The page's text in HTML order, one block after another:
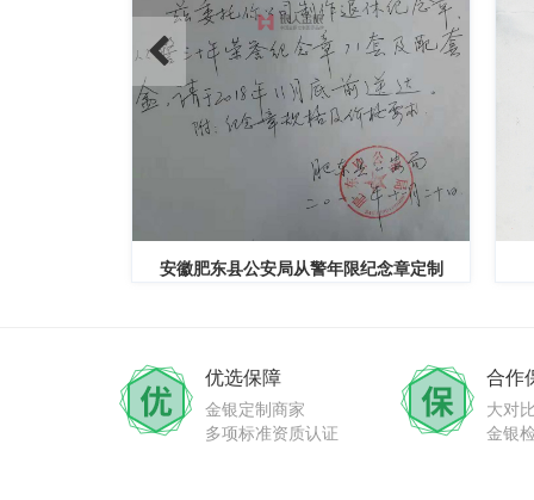
安徽肥东县公安局从警年限纪念章定制
优选保障
金银定制商家
多项标准资质认证
合作
大对
金银